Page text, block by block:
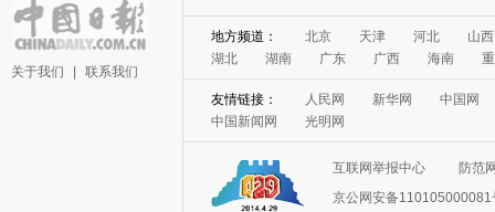
关于我们 联系我们
地方频道： 北京 天津 河北
山西
湖北
湖南 广东 广西 海南
友情链接： 人民网 新华网
中国网
中国新闻网
光明网
互联网举报中心
防范
京公网安备110105000081